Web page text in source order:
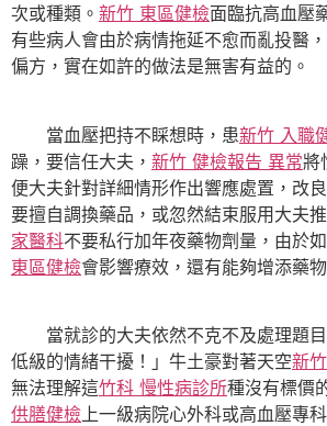
次或種類。 新竹 東區健檢面臨抗高血壓
有些病人會由於病情拖延不愈而亂投醫
偏方，實在如許的做法是無害有益的。
當血壓把持不睬想時，患新竹 入職
躁，要信任大夫， 新竹 健檢報告 異常將
便大夫針對詳細情形作出響應處置，改
要擅自調換藥品，或忽然結束服用大夫
家醫科不要私行加年夜藥物劑量，由於
東區健檢會影響療效，還有能夠增添藥
當就診的大夫依然不克不及處理題目
低級的情緒干擾！」牛土豪對著天空新
無法理解這竹科 慢性病診所種沒有標價
供膳健檢 上一級病院心外科或高血壓專